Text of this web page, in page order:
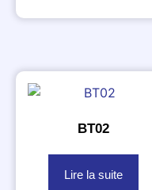
BT02
Lire la suite